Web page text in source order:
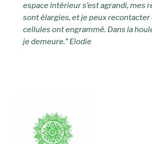
espace intérieur s’estagrandi, mes
sont élargies, et je peux recontacter
cellules ont engrammé. Dans la
je demeure.” Elodie